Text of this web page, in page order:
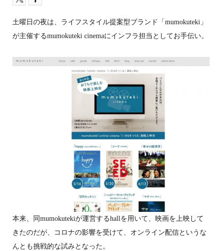
土曜日の夜は、ライフスタイル提案型ブランド「mumokuteki」
が主催するmumokuteki cinemaにインフラ担当としてお手伝い。
本来、同mumokutekiが運営するhallを用いて、映画を上映して
きたのだが、コロナの影響を受けて、オンライン配信というな
んとも挑戦的な試みとなった。